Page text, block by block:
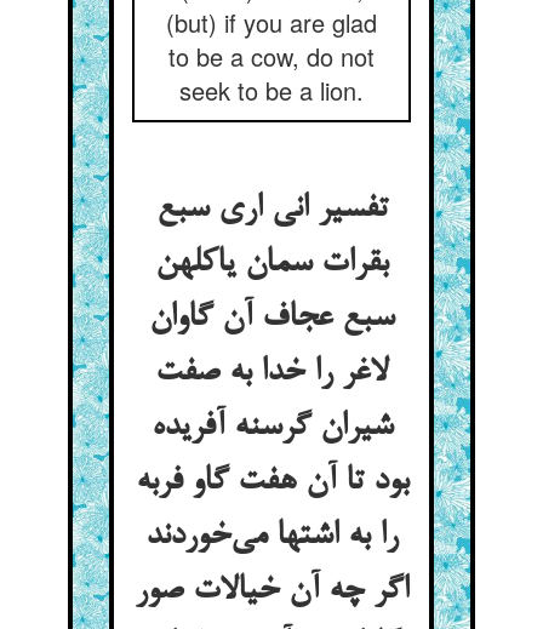
(but) if you are glad
to be a cow, do not
seek to be a lion.
تفسیر انی اری سبع
بقرات سمان یاکلهن
سبع عجاف آن گاوان
لاغر را خدا به صفت
شیران گرسنه آفریده
بود تا آن هفت گاو فربه
را به اشتها می‌خوردند
اگر چه آن خیالات صور